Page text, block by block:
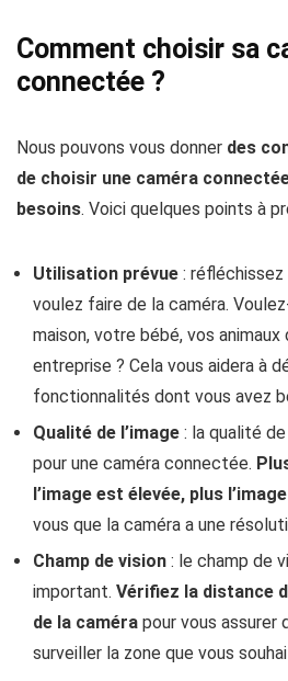
Comment choisir sa
connectée ?
Nous pouvons vous donner des
de choisir une caméra
besoins. Voici quelques points à
Utilisation prévue : réfléchissez
voulez faire de la caméra.
maison, votre bébé, vos
entreprise ? Cela vous aidera à
fonctionnalités dont vous avez
Qualité de l’image : la qualité
pour une caméra connectée.
l’image est élevée, plus
vous que la caméra a une
Champ de vision : le champ de
important. Vérifiez la distance
de la caméra pour vous assurer
surveiller la zone que vous